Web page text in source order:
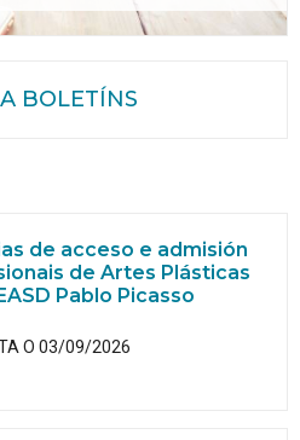
BOLETÍNS
de acceso e admisión
de Artes Plásticas
Pablo Picasso
O 03/09/2026